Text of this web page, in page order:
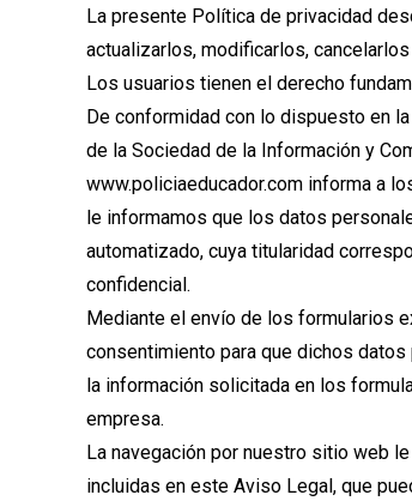
La presente Política de privacidad
actualizarlos, modificarlos,
Los usuarios tienen el derecho
De conformidad con lo dispuesto en
de la Sociedad de la Información y
www.policiaeducador.com informa a
le informamos que los datos
automatizado, cuya titularidad
confidencial.
Mediante el envío de los formularios
consentimiento para que dichos
la información solicitada en los
empresa.
La navegación por nuestro sitio web
incluidas en este Aviso Legal, que